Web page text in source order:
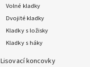
Volné kladky
Dvojité kladky
Kladky s ložisky
Kladky s háky
Lisovací koncovky